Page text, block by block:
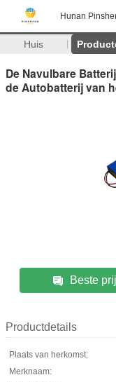
Hunan
Huis
De Navulbare
de Autobatterij van
Beste
Productdetails
Plaats van herkomst:
Merknaam: